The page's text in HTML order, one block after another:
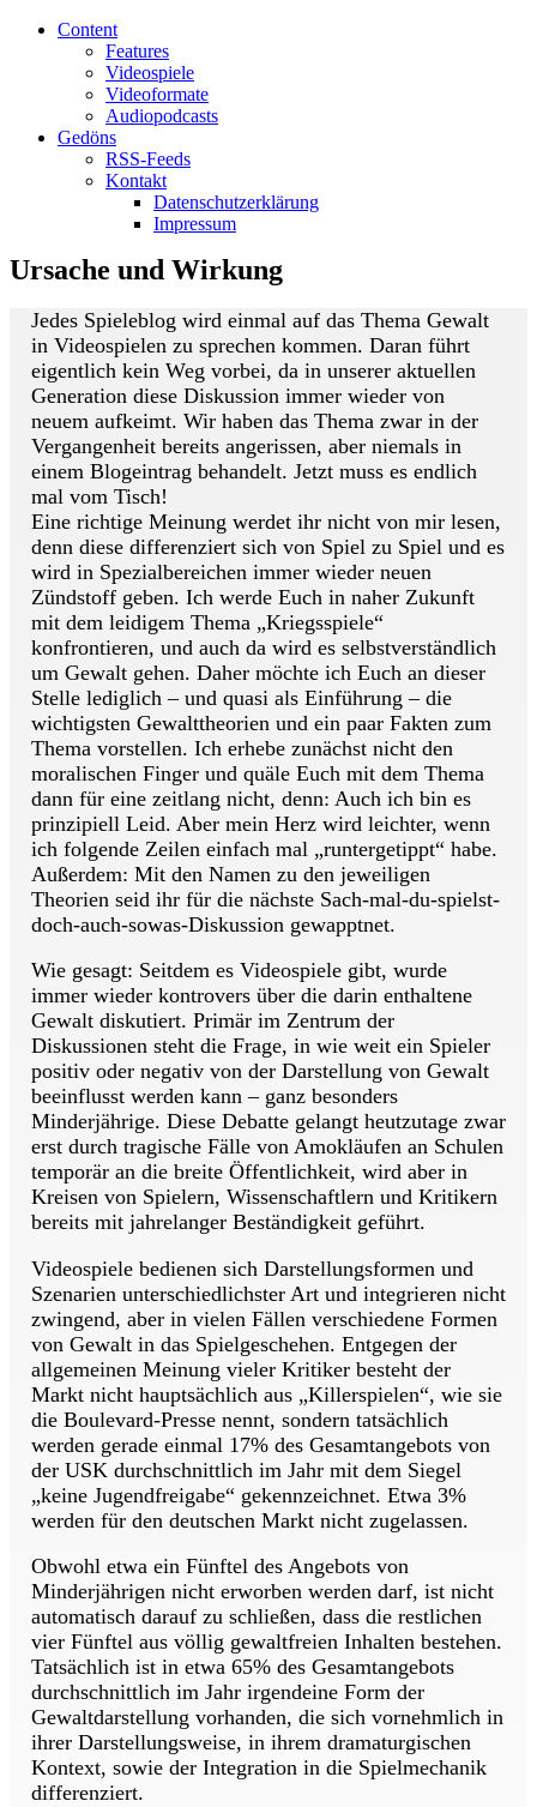
Content
Features
Videospiele
Videoformate
Audiopodcasts
Gedöns
RSS-Feeds
Kontakt
Datenschutzerklärung
Impressum
Ursache und Wirkung
Jedes Spieleblog wird einmal auf das Thema Gewalt
in Videospielen zu sprechen kommen. Daran führt
eigentlich kein Weg vorbei, da in unserer aktuellen
Generation diese Diskussion immer wieder von
neuem aufkeimt. Wir haben das Thema zwar in der
Vergangenheit bereits angerissen, aber niemals in
einem Blogeintrag behandelt. Jetzt muss es endlich
mal vom Tisch!
Eine richtige Meinung werdet ihr nicht von mir lesen,
denn diese differenziert sich von Spiel zu Spiel und es
wird in Spezialbereichen immer wieder neuen
Zündstoff geben. Ich werde Euch in naher Zukunft
mit dem leidigem Thema „Kriegsspiele“
konfrontieren, und auch da wird es selbstverständlich
um Gewalt gehen. Daher möchte ich Euch an dieser
Stelle lediglich – und quasi als Einführung – die
wichtigsten Gewalttheorien und ein paar Fakten zum
Thema vorstellen. Ich erhebe zunächst nicht den
moralischen Finger und quäle Euch mit dem Thema
dann für eine zeitlang nicht, denn: Auch ich bin es
prinzipiell Leid. Aber mein Herz wird leichter, wenn
ich folgende Zeilen einfach mal „runtergetippt“ habe.
Außerdem: Mit den Namen zu den jeweiligen
Theorien seid ihr für die nächste Sach-mal-du-spielst-
doch-auch-sowas-Diskussion gewapptnet.
Wie gesagt: Seitdem es Videospiele gibt, wurde
immer wieder kontrovers über die darin enthaltene
Gewalt diskutiert. Primär im Zentrum der
Diskussionen steht die Frage, in wie weit ein Spieler
positiv oder negativ von der Darstellung von Gewalt
beeinflusst werden kann – ganz besonders
Minderjährige. Diese Debatte gelangt heutzutage zwar
erst durch tragische Fälle von Amokläufen an Schulen
temporär an die breite Öffentlichkeit, wird aber in
Kreisen von Spielern, Wissenschaftlern und Kritikern
bereits mit jahrelanger Beständigkeit geführt.
Videospiele bedienen sich Darstellungsformen und
Szenarien unterschiedlichster Art und integrieren nicht
zwingend, aber in vielen Fällen verschiedene Formen
von Gewalt in das Spielgeschehen. Entgegen der
allgemeinen Meinung vieler Kritiker besteht der
Markt nicht hauptsächlich aus „Killerspielen“, wie sie
die Boulevard-Presse nennt, sondern tatsächlich
werden gerade einmal 17% des Gesamtangebots von
der USK durchschnittlich im Jahr mit dem Siegel
„keine Jugendfreigabe“ gekennzeichnet. Etwa 3%
werden für den deutschen Markt nicht zugelassen.
Obwohl etwa ein Fünftel des Angebots von
Minderjährigen nicht erworben werden darf, ist nicht
automatisch darauf zu schließen, dass die restlichen
vier Fünftel aus völlig gewaltfreien Inhalten bestehen.
Tatsächlich ist in etwa 65% des Gesamtangebots
durchschnittlich im Jahr irgendeine Form der
Gewaltdarstellung vorhanden, die sich vornehmlich in
ihrer Darstellungsweise, in ihrem dramaturgischen
Kontext, sowie der Integration in die Spielmechanik
differenziert.